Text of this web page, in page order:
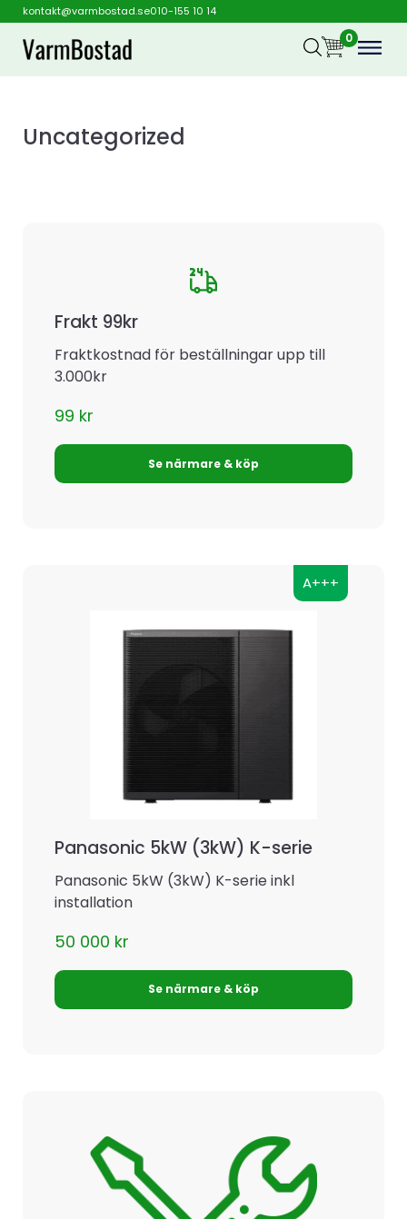
kontakt@varmbostad.se010-155 10 14
0
Uncategorized
Frakt 99kr
Fraktkostnad för beställningar upp till
3.000kr
99 kr
Se närmare & köp
Panasonic 5kW (3kW) K-serie
Panasonic 5kW (3kW) K-serie inkl
installation
50 000 kr
Se närmare & köp
A+++